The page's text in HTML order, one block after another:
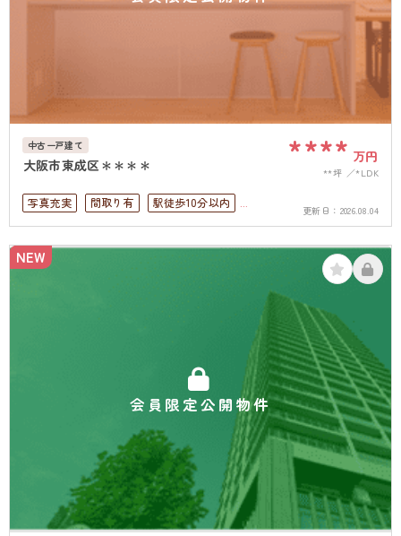
中古一戸建て
大阪市東成区＊＊＊＊ **** 万円
**坪 *LDK
写真充実 間取り有
駅徒歩10分以内
ペット可
駐車場１台無料 上下水道完備
更新日： 2026.08.04
会員限定公開物件
NEW